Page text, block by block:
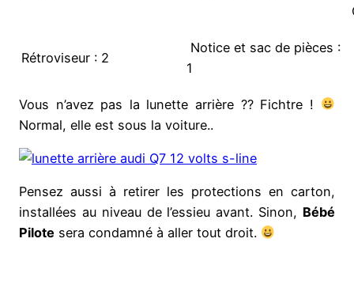
Rétroviseur : 2
Notice et sac de pièces :
1
Vous n’avez pas la lunette arrière ?? Fichtre !
Normal, elle est sous la voiture..
Pensez aussi à retirer les protections en carton,
installées au niveau de l’essieu avant. Sinon, Bébé
Pilote sera condamné à aller tout droit.